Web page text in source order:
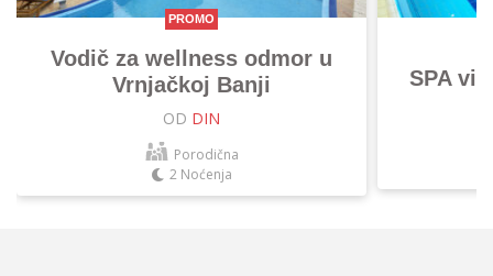
PROMO
Vodič za wellness odmor u
Vrnjačkoj Banji
OD DIN
Porodična
2 Noćenja
SPA